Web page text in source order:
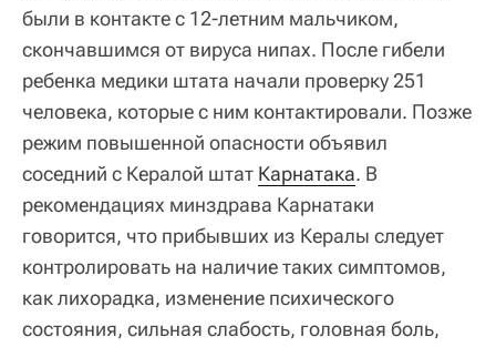
были в контакте с 12-летним мальчиком,
скончавшимся от вируса нипах. После гибели
ребенка медики штата начали проверку 251
человека, которые с ним контактировали. Позже
режим повышенной опасности объявил
соседний с Кералой штат Карнатака. В
рекомендациях минздрава Карнатаки
говорится, что прибывших из Кералы следует
контролировать на наличие таких симптомов,
как лихорадка, изменение психического
состояния, сильная слабость, головная боль,